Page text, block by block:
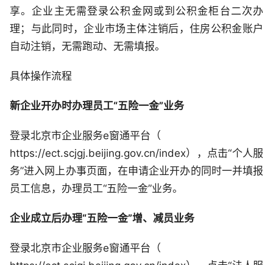
享。企业主无需登录公积金网或到公积金柜台二次办
理；与此同时，企业市场主体注销后，住房公积金账户
自动注销，无需跑动、无需填报。
具体操作流程
新企业开办时办理员工“五险一金”业务
登录北京市企业服务e窗通平台（
https://ect.scjgj.beijing.gov.cn/index），点击“个人服
务”进入网上办事页面，在申请企业开办的同时一并填报
员工信息，办理员工“五险一金”业务。
企业成立后办理“五险一金”增、减员业务
登录北京市企业服务e窗通平台（